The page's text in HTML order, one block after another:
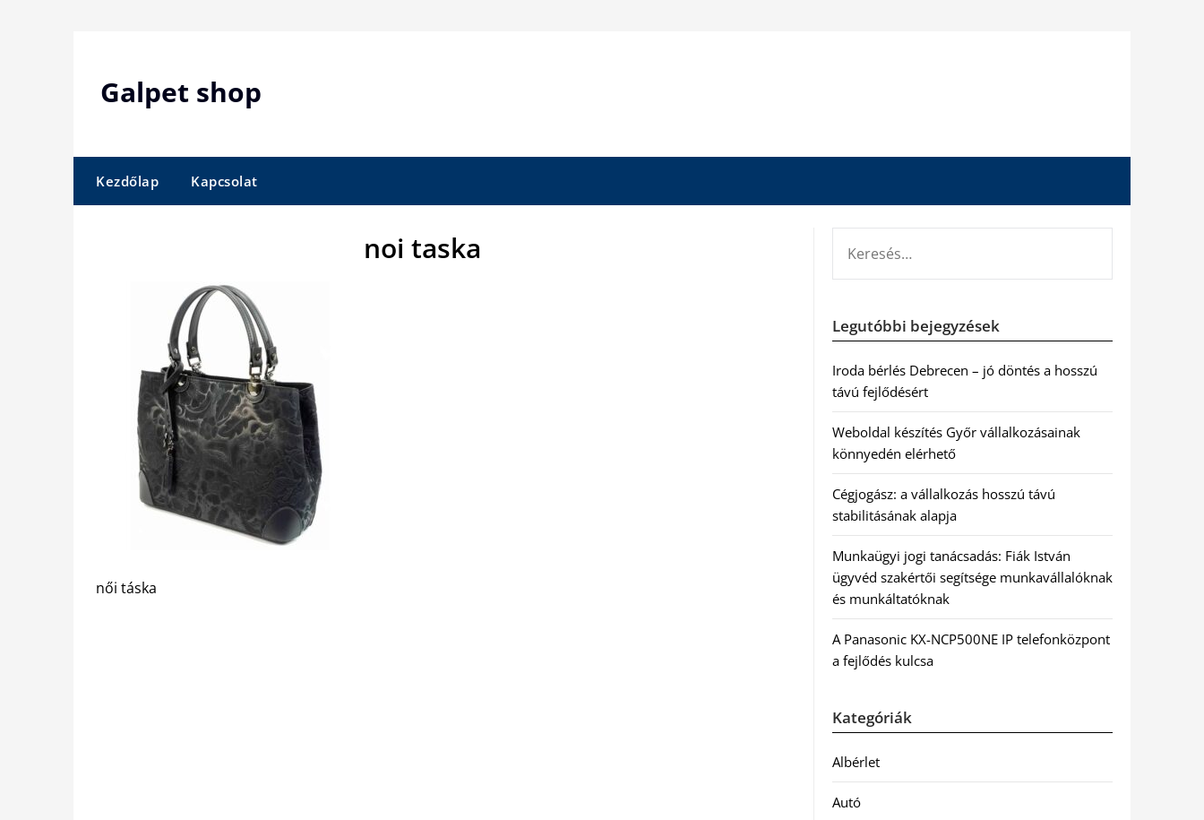
Galpet shop
Kezdőlap Kapcsolat
noi taska
női táska
Legutóbbi bejegyzések
Iroda bérlés Debrecen – jó döntés a hosszú
távú fejlődésért
Weboldal készítés Győr vállalkozásainak
könnyedén elérhető
Cégjogász: a vállalkozás hosszú távú
stabilitásának alapja
Munkaügyi jogi tanácsadás: Fiák István
ügyvéd szakértői segítsége munkavállalóknak
és munkáltatóknak
A Panasonic KX-NCP500NE IP telefonközpont
a fejlődés kulcsa
Kategóriák
Albérlet
Autó